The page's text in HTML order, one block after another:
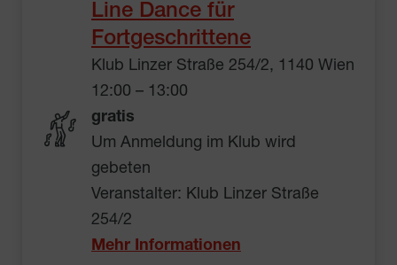
Line Dance für
Fortgeschrittene
Klub Linzer Straße 254/2, 1140 Wien
12:00 – 13:00
gratis
Um Anmeldung im Klub wird
gebeten
Veranstalter: Klub Linzer Straße
254/2
Mehr Informationen